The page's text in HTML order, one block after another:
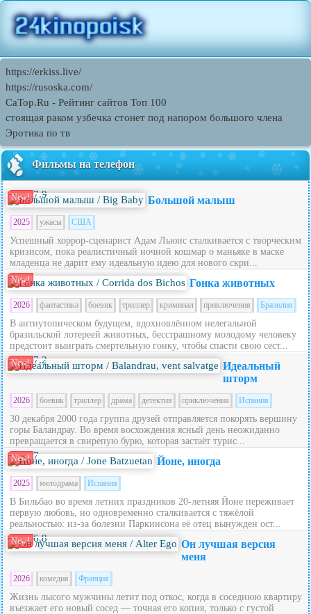
https://erkiss.live/
https://rusoska.com/
CaTop.Ru - Рейтинг сайтов Toп 100
стоящая раком узбечка стонет под напором большого члена
Эротика по тв
Фильмы на телефон
New! 7.9 Большой малыш
2025 ужасы США
Успешный хоррор-сценарист Адам Льюис сталкивается с творческим
кризисом, пока реалистичный ночной кошмар о маньяке в маске
младенца не дарит ему идеальную идею для нового скри...
New! Гонка животных
2026 фантастика боевик триллер криминал приключения Бразилия
В антиутопическом будущем, вдохновлённом нелегальной
бразильской лотереей животных, бесстрашному молодому человеку
предстоит выиграть смертельную гонку, чтобы спасти свою сест...
New! 7.2
Идеальный
шторм
2026 боевик триллер драма детектив приключения Испания
30 декабря 2000 года группа друзей отправляется покорять вершину
горы Баландрау. Во время восхождения ясный день неожиданно
превращается в свирепую бурю, которая застаёт турис...
New! 7 Йоне, иногда
2025 мелодрама Испания
В Бильбао во время летних праздников 20‑летняя Йоне переживает
первую любовь, но одновременно сталкивается с тяжёлой
реальностью: из‑за болезни Паркинсона её отец вынужден ост...
New! 6.8
Он лучшая версия
меня
2026 комедия Франция
Жизнь лысого мужчины летит под откос, когда в соседнюю квартиру
въезжает его новый сосед — точная его копия, только с густой